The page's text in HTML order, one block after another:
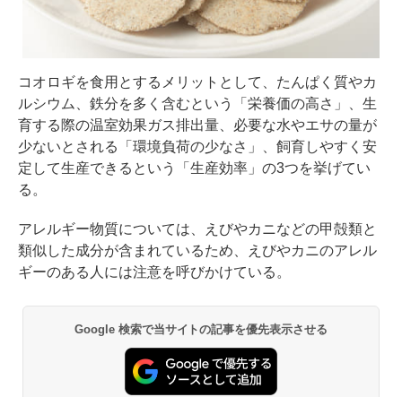
コオロギを食用とするメリットとして、たんぱく質やカ
ルシウム、鉄分を多く含むという「栄養価の高さ」、生
育する際の温室効果ガス排出量、必要な水やエサの量が
少ないとされる「環境負荷の少なさ」、飼育しやすく安
定して生産できるという「生産効率」の3つを挙げてい
る。
アレルギー物質については、えびやカニなどの甲殻類と
類似した成分が含まれているため、えびやカニのアレル
ギーのある人には注意を呼びかけている。
Google 検索で当サイトの記事を優先表示させる